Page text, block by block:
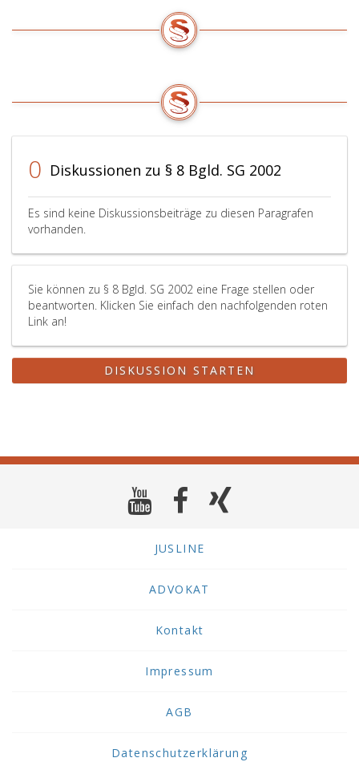
0 Diskussionen zu § 8 Bgld. SG 2002
Es sind keine Diskussionsbeiträge zu diesen Paragrafen
vorhanden.
Sie können zu § 8 Bgld. SG 2002 eine Frage stellen oder
beantworten. Klicken Sie einfach den nachfolgenden roten
Link an!
DISKUSSION STARTEN
JUSLINE
ADVOKAT
Kontakt
Impressum
AGB
Datenschutzerklärung